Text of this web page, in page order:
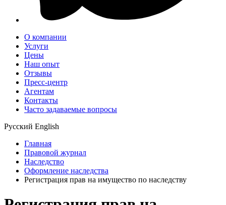
О компании
Услуги
Цены
Наш опыт
Отзывы
Пресс-центр
Агентам
Контакты
Часто задаваемые вопросы
Русский English
Главная
Правовой журнал
Наследство
Оформление наследства
Регистрация прав на имущество по наследству